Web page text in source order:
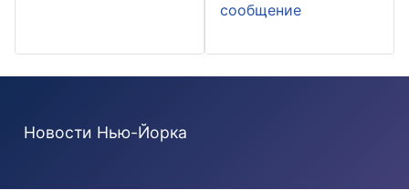
сообщение
Новости Нью-Йорка